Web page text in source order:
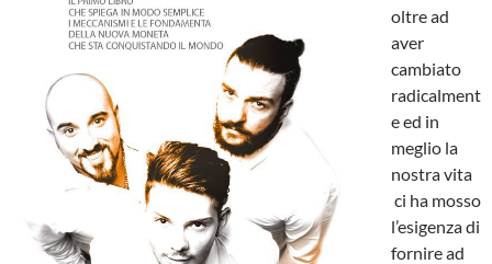
oltre ad
aver
cambiato
radicalment
e ed in
meglio la
nostra vita
ci ha mosso
l’esigenza di
fornire ad